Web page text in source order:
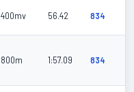
400mv 56.42 834
800m 1:57.09 834